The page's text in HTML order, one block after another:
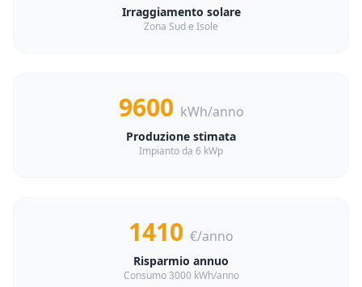
Irraggiamento solare
Zona Sud e Isole
9600 kWh/anno
Produzione stimata
Impianto da 6 kWp
1410 €/anno
Risparmio annuo
Consumo 3000 kWh/anno